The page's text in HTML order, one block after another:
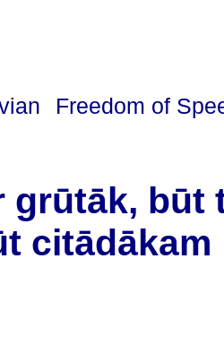
Freedom of
grūtāk, būt
citādākam